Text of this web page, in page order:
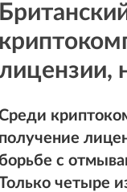
получение
борьбе с
четыре